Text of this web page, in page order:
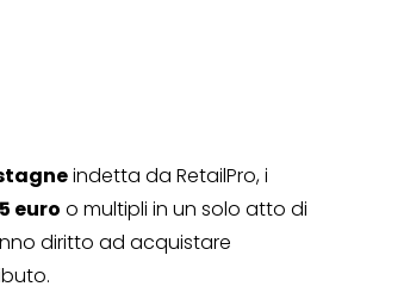
indetta da RetailPro, i
euro o multipli in un solo atto di
diritto ad acquistare